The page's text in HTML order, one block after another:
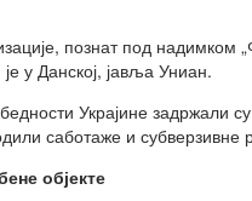
познат под надимком
у Данској, јавља Униан.
Украјине задржали
саботаже и
објекте